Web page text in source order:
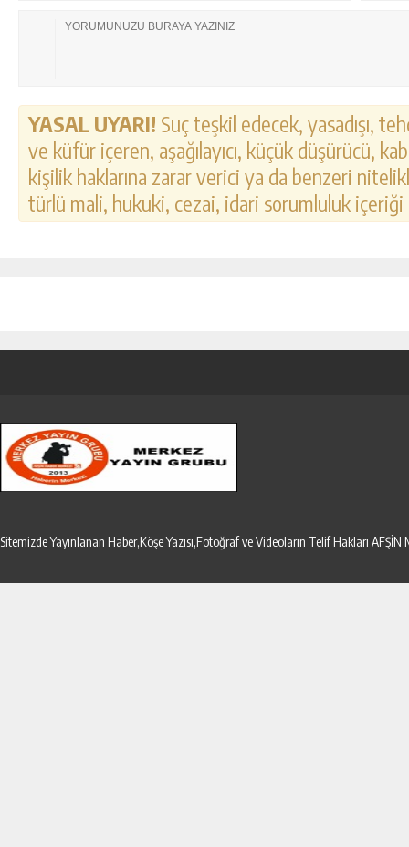
YASAL UYARI! Suç teşkil edecek, yasadışı,
ve küfür içeren, aşağılayıcı, küçük düşürücü,
kişilik haklarına zarar verici ya da benzeri
türlü mali, hukuki, cezai, idari sorumluluk
Sitemizde Yayınlanan Haber,Köşe Yazısı,Fotoğraf ve Videoların Telif Hakları